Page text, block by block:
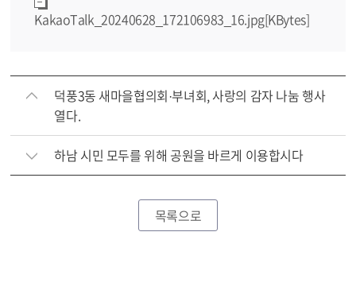
KakaoTalk_20240628_172106983_16.jpg[KBytes]
덕풍3동 새마을협의회·부녀회, 사랑의 감자 나눔 행사
열다.
하남 시민 모두를 위해 공원을 바르게 이용합시다
목록으로